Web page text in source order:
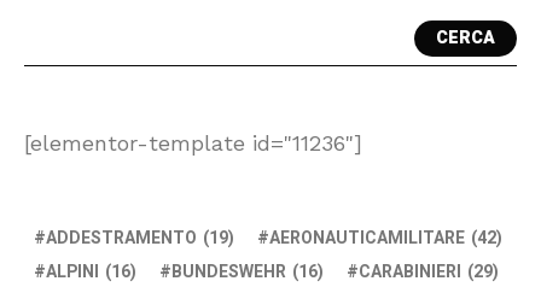
CERCA
[elementor-template id="11236"]
ADDESTRAMENTO (19) AERONAUTICAMILITARE (42)
ALPINI (16) BUNDESWEHR (16) CARABINIERI (29)